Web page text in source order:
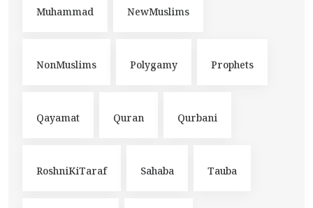
Muhammad NewMuslims
NonMuslims Polygamy Prophets
Qayamat Quran Qurbani
RoshniKiTaraf Sahaba Tauba